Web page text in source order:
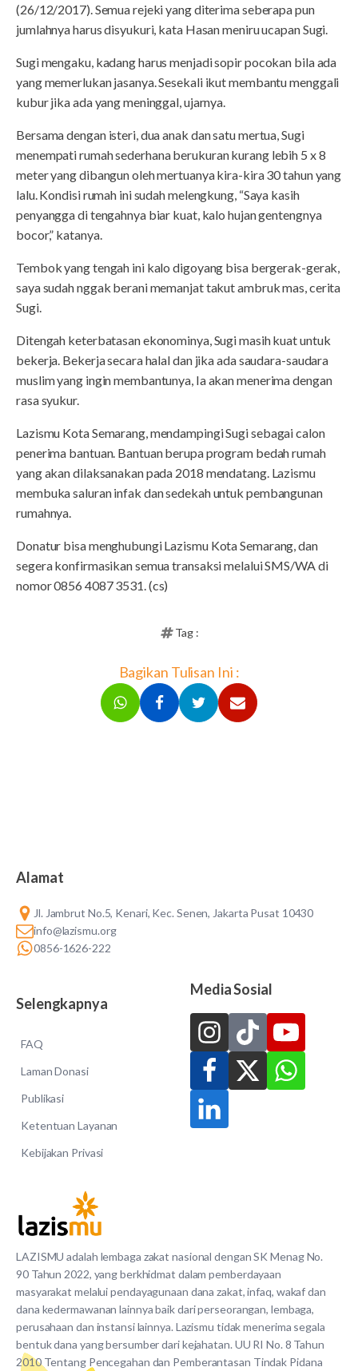
(26/12/2017). Semua rejeki yang diterima seberapa pun
jumlahnya harus disyukuri, kata Hasan meniru ucapan Sugi.
Sugi mengaku, kadang harus menjadi sopir pocokan bila ada
yang memerlukan jasanya. Sesekali ikut membantu menggali
kubur jika ada yang meninggal, ujarnya.
Bersama dengan isteri, dua anak dan satu mertua, Sugi
menempati rumah sederhana berukuran kurang lebih 5 x 8
meter yang dibangun oleh mertuanya kira-kira 30 tahun yang
lalu. Kondisi rumah ini sudah melengkung, “Saya kasih
penyangga di tengahnya biar kuat, kalo hujan gentengnya
bocor,” katanya.
Tembok yang tengah ini kalo digoyang bisa bergerak-gerak,
saya sudah nggak berani memanjat takut ambruk mas, cerita
Sugi.
Ditengah keterbatasan ekonominya, Sugi masih kuat untuk
bekerja. Bekerja secara halal dan jika ada saudara-saudara
muslim yang ingin membantunya, Ia akan menerima dengan
rasa syukur.
Lazismu Kota Semarang, mendampingi Sugi sebagai calon
penerima bantuan. Bantuan berupa program bedah rumah
yang akan dilaksanakan pada 2018 mendatang. Lazismu
membuka saluran infak dan sedekah untuk pembangunan
rumahnya.
Donatur bisa menghubungi Lazismu Kota Semarang, dan
segera konfirmasikan semua transaksi melalui SMS/WA di
nomor 0856 4087 3531. (cs)
Tag :
Bagikan Tulisan Ini :
LAZISMU adalah lembaga zakat nasional dengan SK Menag No.
90 Tahun 2022, yang berkhidmat dalam pemberdayaan
masyarakat melalui pendayagunaan dana zakat, infaq, wakaf dan
dana kedermawanan lainnya baik dari perseorangan, lembaga,
perusahaan dan instansi lainnya. Lazismu tidak menerima segala
bentuk dana yang bersumber dari kejahatan. UU RI No. 8 Tahun
2010 Tentang Pencegahan dan Pemberantasan Tindak Pidana
Alamat
Jl. Jambrut No.5, Kenari, Kec. Senen, Jakarta Pusat 10430
info@lazismu.org
0856-1626-222
Selengkapnya
FAQ
Laman Donasi
Publikasi
Ketentuan Layanan
Kebijakan Privasi
Media Sosial